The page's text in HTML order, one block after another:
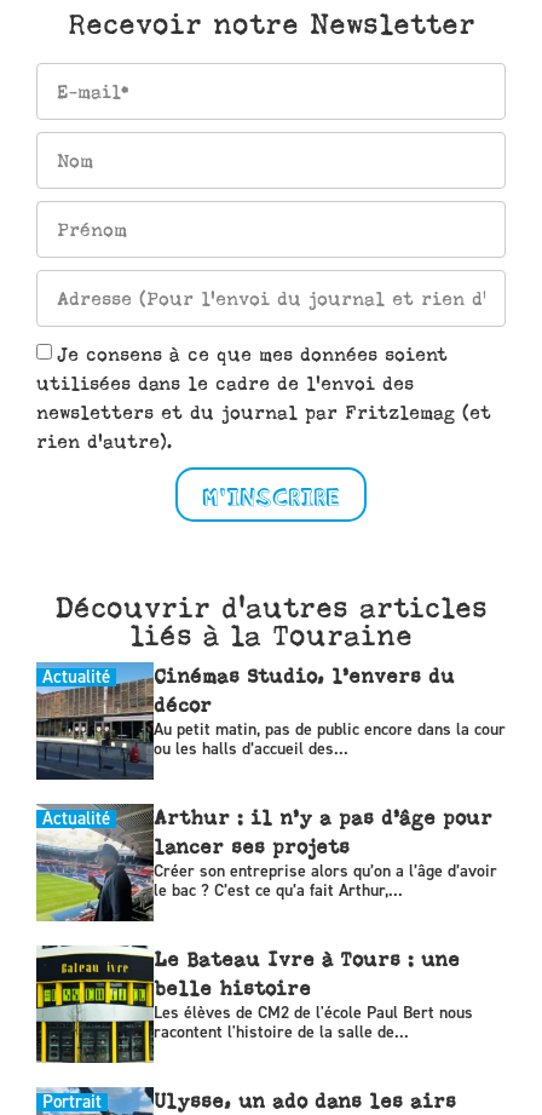
Recevoir notre Newsletter
Je consens à ce que mes données soient
utilisées dans le cadre de l'envoi des
newsletters et du journal par Fritzlemag (et
rien d'autre).
M'INSCRIRE
Découvrir d'autres articles
liés à la Touraine
Actualité
Cinémas Studio, l’envers du
décor
Au petit matin, pas de public encore dans la cour
ou les halls d’accueil des...
Actualité
Arthur : il n’y a pas d’âge pour
lancer ses projets
Créer son entreprise alors qu’on a l’âge d’avoir
le bac ? C’est ce qu’a fait Arthur,...
Le Bateau Ivre à Tours : une
belle histoire
Les élèves de CM2 de l'école Paul Bert nous
racontent l'histoire de la salle de...
Portrait Ulysse, un ado dans les airs